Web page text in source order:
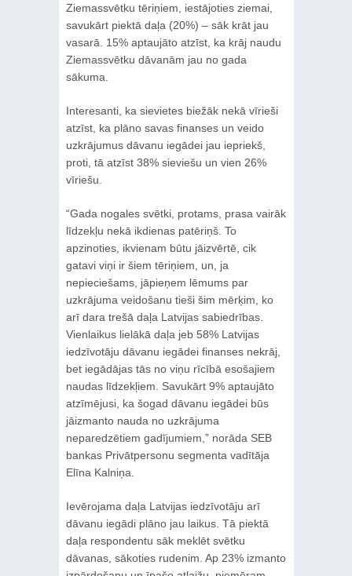
Ziemassvētku tēriņiem, iestājoties ziemai,
savukārt piektā daļa (20%) – sāk krāt jau
vasarā. 15% aptaujāto atzīst, ka krāj naudu
Ziemassvētku dāvanām jau no gada
sākuma.
Interesanti, ka sievietes biežāk nekā vīrieši
atzīst, ka plāno savas finanses un veido
uzkrājumus dāvanu iegādei jau iepriekš,
proti, tā atzīst 38% sieviešu un vien 26%
vīriešu.
“Gada nogales svētki, protams, prasa vairāk
līdzekļu nekā ikdienas patēriņš. To
apzinoties, ikvienam būtu jāizvērtē, cik
gatavi viņi ir šiem tēriņiem, un, ja
nepieciešams, jāpieņem lēmums par
uzkrājuma veidošanu tieši šim mērķim, ko
arī dara trešā daļa Latvijas sabiedrības.
Vienlaikus lielākā daļa jeb 58% Latvijas
iedzīvotāju dāvanu iegādei finanses nekrāj,
bet iegādājas tās no viņu rīcībā esošajiem
naudas līdzekļiem. Savukārt 9% aptaujāto
atzīmējusi, ka šogad dāvanu iegādei būs
jāizmanto nauda no uzkrājuma
neparedzētiem gadījumiem,” norāda SEB
bankas Privātpersonu segmenta vadītāja
Elīna Kalniņa.
Ievērojama daļa Latvijas iedzīvotāju arī
dāvanu iegādi plāno jau laikus. Tā piektā
daļa respondentu sāk meklēt svētku
dāvanas, sākoties rudenim. Ap 23% izmanto